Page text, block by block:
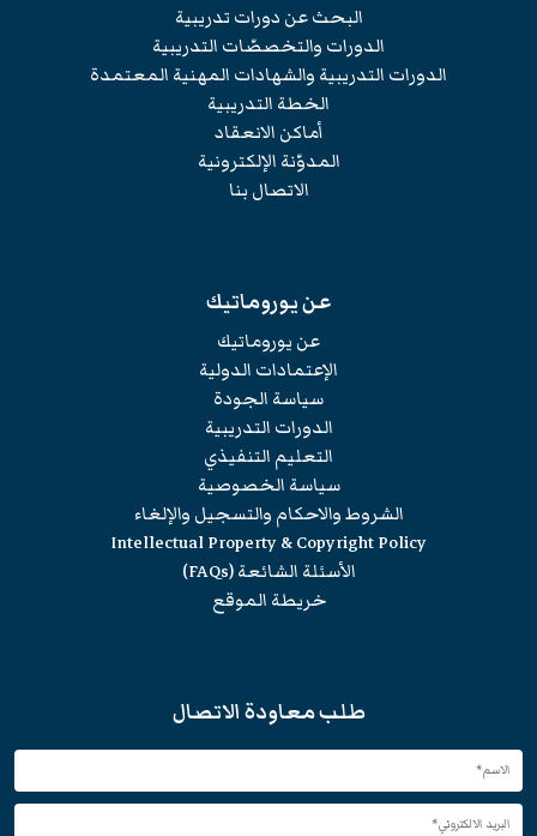
البحث عن دورات تدريبية
الدورات والتخصصّات التدريبية
الدورات التدريبية والشهادات المهنية المعتمدة
الخطة التدريبية
أماكن الانعقاد
المدوّنة الإلكترونية
الاتصال بنا
عن يوروماتيك
عن يوروماتيك
الإعتمادات الدولية
سياسة الجودة
الدورات التدريبية
التعليم التنفيذي
سياسة الخصوصية
الشروط والاحكام والتسجيل والإلغاء
Intellectual Property & Copyright Policy
الأسئلة الشائعة (FAQs)
خريطة الموقع
طلب معاودة الاتصال